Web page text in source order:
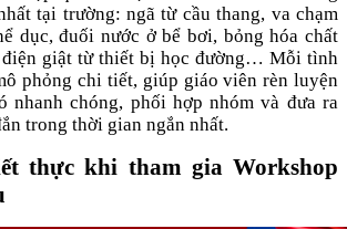
tại trường: ngã từ cầu thang, va chạm
dục, đuối nước ở bể bơi, bỏng hóa chất
giật từ thiết bị học đường… Mỗi tình
phỏng chi tiết, giúp giáo viên rèn luyện
nhanh chóng, phối hợp nhóm và đưa ra
trong thời gian ngắn nhất.
thực khi tham gia Workshop